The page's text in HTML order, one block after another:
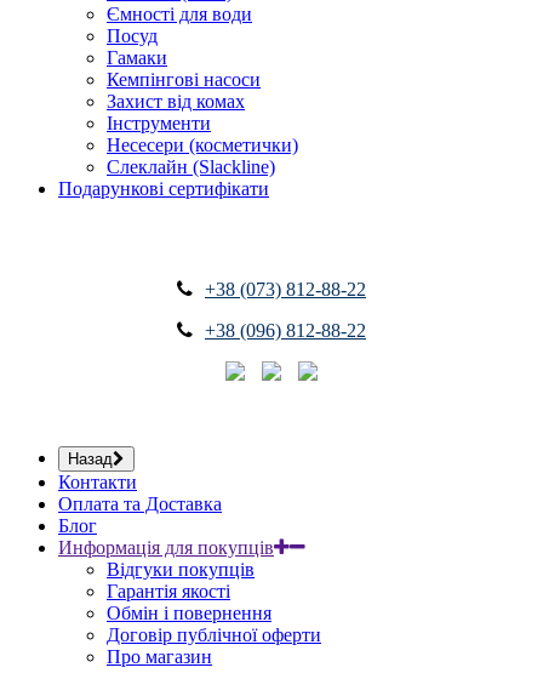
Ємності для води
Посуд
Гамаки
Кемпінгові насоси
Захист від комах
Інструменти
Несесери (косметички)
Слеклайн (Slackline)
Подарункові сертифікати
+38 (073) 812-88-22
+38 (096) 812-88-22
Назад
Контакти
Оплата та Доставка
Блог
Информація для покупців
Відгуки покупців
Гарантія якості
Обмін і повернення
Договір публічної оферти
Про магазин